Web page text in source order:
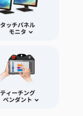
タッチパネル
モニタ
ティーチング
ペンダント